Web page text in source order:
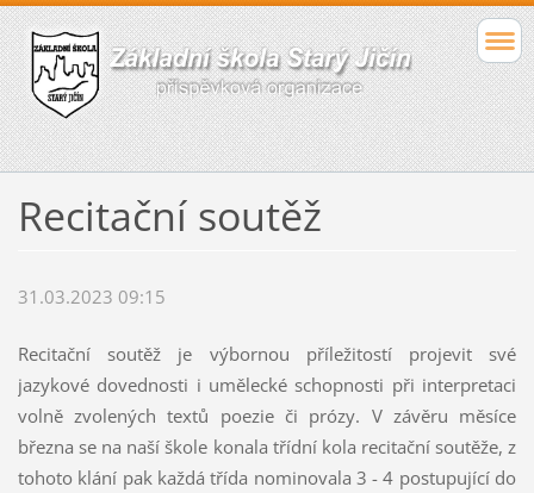
Recitační soutěž
31.03.2023 09:15
Recitační soutěž je výbornou příležitostí projevit své
jazykové dovednosti i umělecké schopnosti při interpretaci
volně zvolených textů poezie či prózy. V závěru měsíce
března se na naší škole konala třídní kola recitační soutěže, z
tohoto klání pak každá třída nominovala 3 - 4 postupující do